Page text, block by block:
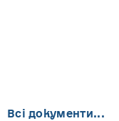
Всі документи...